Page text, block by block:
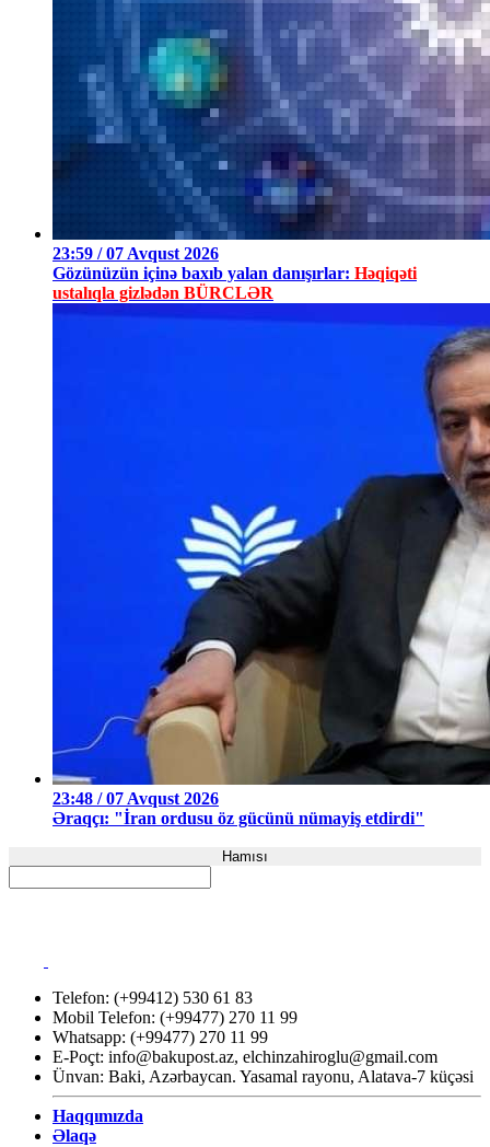
23:59 / 07 Avqust 2026
Gözünüzün içinə baxıb yalan danışırlar: Həqiqəti
ustalıqla gizlədən BÜRCLƏR
23:48 / 07 Avqust 2026
Əraqçı: "İran ordusu öz gücünü nümayiş etdirdi"
Hamısı
Telefon: (+99412) 530 61 83
Mobil Telefon: (+99477) 270 11 99
Whatsapp: (+99477) 270 11 99
E-Poçt: info@bakupost.az, elchinzahiroglu@gmail.com
Ünvan: Baki, Azərbaycan. Yasamal rayonu, Alatava-7 küçəsi
Haqqımızda
Əlaqə